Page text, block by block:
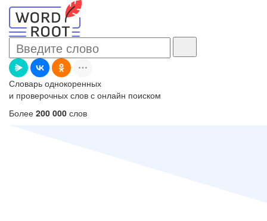
Словарь однокоренных
и проверочных слов с онлайн поиском
Более 200 000 слов